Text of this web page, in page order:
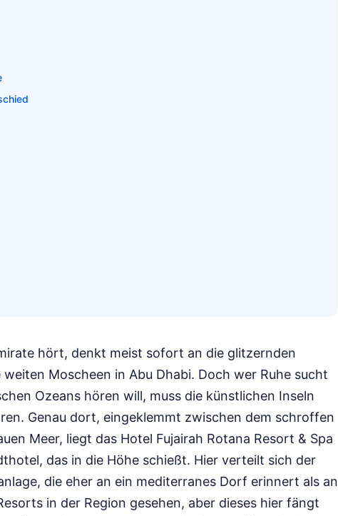
hört, denkt meist sofort an die glitzernden
Moscheen in Abu Dhabi. Doch wer Ruhe sucht
Ozeans hören will, muss die künstlichen Inseln
Genau dort, eingeklemmt zwischen dem schroffen
Meer, liegt das Hotel Fujairah Rotana Resort & Spa
das in die Höhe schießt. Hier verteilt sich der
die eher an ein mediterranes Dorf erinnert als an
in der Region gesehen, aber dieses hier fängt